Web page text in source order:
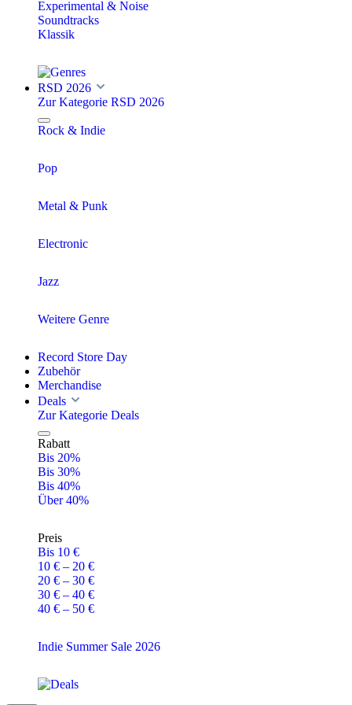
Experimental & Noise
Soundtracks
Klassik
RSD 2026
Zur Kategorie RSD 2026
Rock & Indie
Pop
Metal & Punk
Electronic
Jazz
Weitere Genre
Record Store Day
Zubehör
Merchandise
Deals
Zur Kategorie Deals
Rabatt
Bis 20%
Bis 30%
Bis 40%
Über 40%
Preis
Bis 10 €
10 € – 20 €
20 € – 30 €
30 € – 40 €
40 € – 50 €
Indie Summer Sale 2026